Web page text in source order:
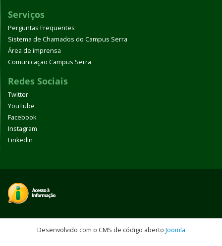
Serviços
Perguntas Frequentes
Sistema de Chamados do Campus Serra
Área de imprensa
Comunicação Campus Serra
Redes Sociais
Twitter
YouTube
Facebook
Instagram
Linkedin
Desenvolvido com o CMS de código aberto Joomla